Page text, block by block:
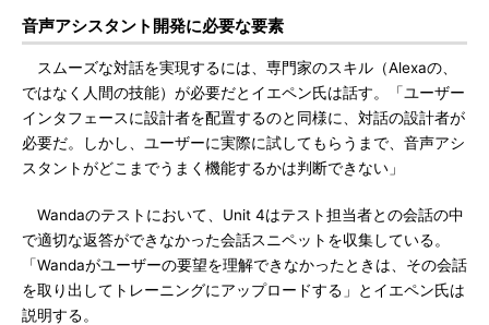
音声アシスタント開発に必要な要素
スムーズな対話を実現するには、専門家のスキル（Alexaの、
ではなく人間の技能）が必要だとイエペン氏は話す。「ユーザー
インタフェースに設計者を配置するのと同様に、対話の設計者が
必要だ。しかし、ユーザーに実際に試してもらうまで、音声アシ
スタントがどこまでうまく機能するかは判断できない」
Wandaのテストにおいて、Unit 4はテスト担当者との会話の中
で適切な返答ができなかった会話スニペットを収集している。
「Wandaがユーザーの要望を理解できなかったときは、その会話
を取り出してトレーニングにアップロードする」とイエペン氏は
説明する。